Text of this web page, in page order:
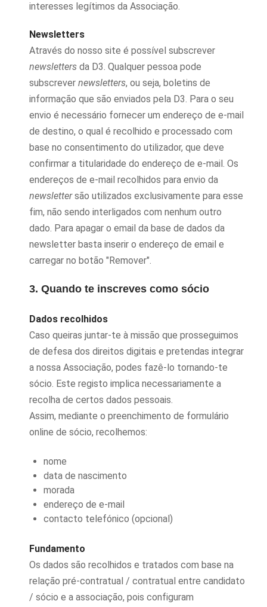
interesses legítimos da Associação.
Newsletters
Através do nosso site é possível subscrever
newsletters da D3. Qualquer pessoa pode
subscrever newsletters, ou seja, boletins de
informação que são enviados pela D3. Para o seu
envio é necessário fornecer um endereço de e-mail
de destino, o qual é recolhido e processado com
base no consentimento do utilizador, que deve
confirmar a titularidade do endereço de e-mail. Os
endereços de e-mail recolhidos para envio da
newslettersão utilizados exclusivamente para esse
fim, não sendo interligados com nenhum outro
dado. Para apagar o email da base de dados da
newsletter basta inserir o endereço de email e
carregar no botão "Remover".
3. Quando te inscreves como sócio
Dados recolhidos
Caso queiras juntar-te à missão que prosseguimos
de defesa dos direitos digitais e pretendas integrar
a nossa Associação, podes fazê-lo tornando-te
sócio. Este registo implica necessariamente a
recolha de certos dados pessoais.
Assim, mediante o preenchimento de formulário
online de sócio, recolhemos:
nome
data de nascimento
morada
endereço de e-mail
contacto telefónico (opcional)
Fundamento
Os dados são recolhidos e tratados com base na
relação pré-contratual / contratual entre candidato
/ sócio e a associação, pois configuram